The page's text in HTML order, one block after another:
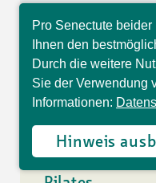
09:30 - 10:30 Uhr
Belchenstrasse
CHF 170.00
17 Lektionen
Pilates / Kurs
Pro Senectute
Ihnen den
Durch die weitere
Sie der Verwendung
Informationen:
Hinweis